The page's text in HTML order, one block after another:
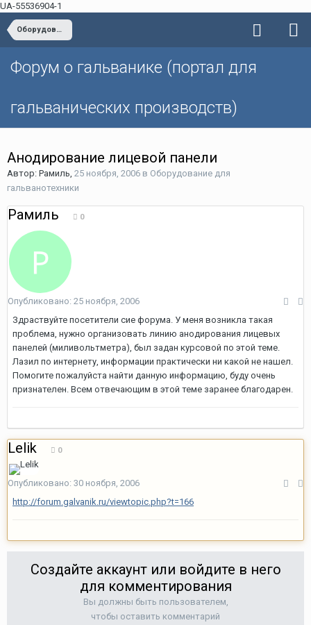
UA-55536904-1
Оборудование для гальванотехники
Форум о гальванике (портал для
гальванических производств)
Анодирование лицевой панели
Автор: Рамиль, 25 ноября, 2006 в Оборудование для
гальванотехники
Рамиль 0
Опубликовано: 25 ноября, 2006
Здраствуйте посетители сие форума. У меня возникла такая
проблема, нужно организовать линию анодирования лицевых
панелей (миливольтметра), был задан курсовой по этой теме.
Лазил по интернету, информации практически ни какой не нашел.
Помогите пожалуйста найти данную информацию, буду очень
признателен. Всем отвечающим в этой теме заранее благодарен.
Lelik 0
Опубликовано: 30 ноября, 2006
http://forum.galvanik.ru/viewtopic.php?t=166
Создайте аккаунт или войдите в него
для комментирования
Вы должны быть пользователем,
чтобы оставить комментарий